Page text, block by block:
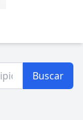
Buscar